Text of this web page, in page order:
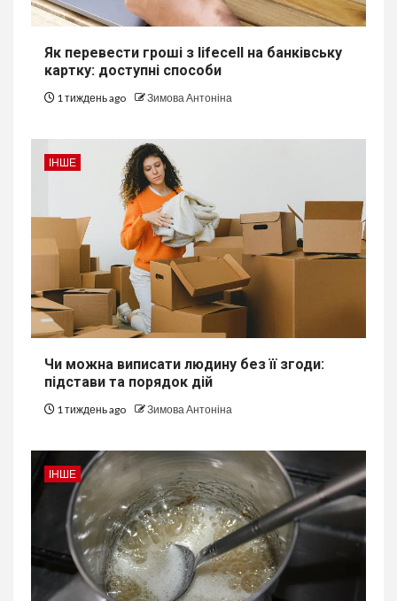
Як перевести гроші з lifecell на банківську
картку: доступні способи
1 тиждень ago Зимова Антоніна
ІНШЕ
Чи можна виписати людину без її згоди:
підстави та порядок дій
1 тиждень ago Зимова Антоніна
ІНШЕ